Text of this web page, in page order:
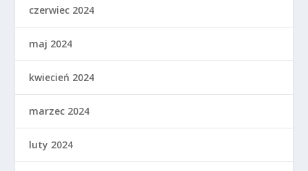
czerwiec 2024
maj 2024
kwiecień 2024
marzec 2024
luty 2024